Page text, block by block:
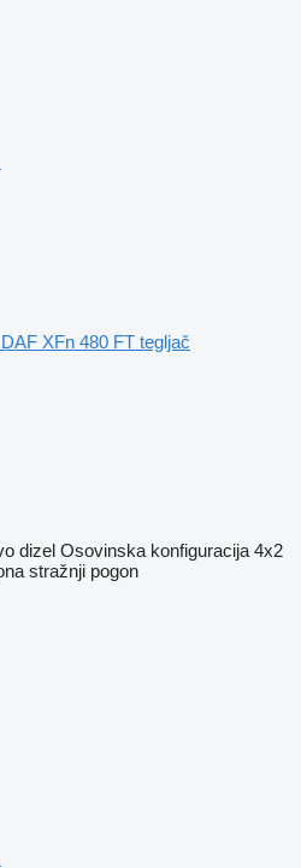
DAF XFn 480 FT tegljač
dizel Osovinska konfiguracija 4x2
stražnji pogon